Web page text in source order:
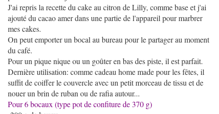
J'ai repris la recette du cake au citron de Lilly, comme base et j'ai
ajouté du cacao amer dans une partie de l'appareil pour marbrer
mes cakes.
On peut emporter un bocal au bureau pour le partager au moment
du café.
Pour un pique nique ou un goûter en bas des piste, il est parfait.
Dernière utilisation: comme cadeau home made pour les fêtes, il
suffit de coiffer le couvercle avec un petit morceau de tissu et de
nouer un brin de ruban ou de rafia autour...
Pour 6 bocaux (type pot de confiture de 370 g)